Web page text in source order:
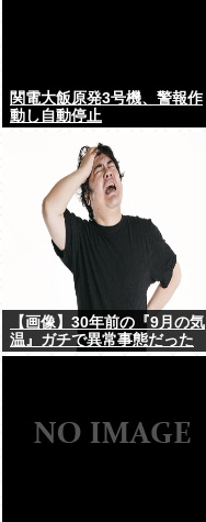
関電大飯原発3号機、警報作
動し自動停止
【画像】30年前の『9月の気
温』ガチで異常事態だった
www